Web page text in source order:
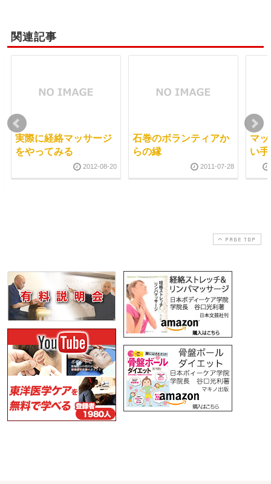
関連記事
実際に経絡マッサージ
をやってみる
2012-08-20
石巻のボランティアか
らの縁
2011-07-28
マ
い
PAGE TOP